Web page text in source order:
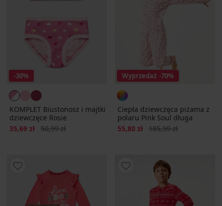
-30%
KOMPLET Biustonosz i majtki
dziewczęce Rosie
Zniżka
35,69 zł Pierwotna cena
50,99 zł
Wyprzedaż -70%
Ciepła dziewczęca piżama z
polaru Pink Soul długa
Zniżka
55,80 zł Pierwotna cena
185,99 zł